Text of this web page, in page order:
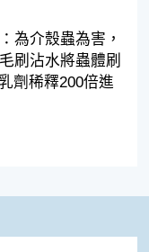
為介殼蟲為害，
刷沾水將蟲體刷
劑稀釋200倍進